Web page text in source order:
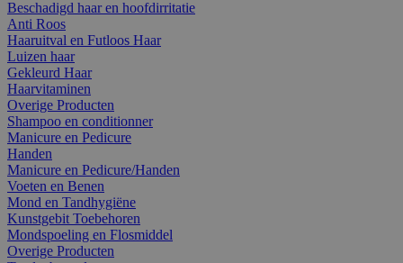
Beschadigd haar en hoofdirritatie
Anti Roos
Haaruitval en Futloos Haar
Luizen haar
Gekleurd Haar
Haarvitaminen
Overige Producten
Shampoo en conditionner
Manicure en Pedicure
Handen
Manicure en Pedicure/Handen
Voeten en Benen
Mond en Tandhygiëne
Kunstgebit Toebehoren
Mondspoeling en Flosmiddel
Overige Producten